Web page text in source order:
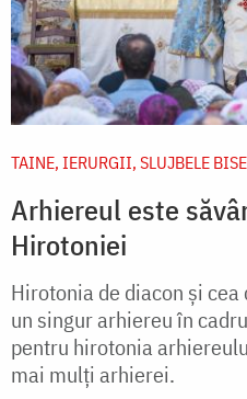
TAINE, IERURGII, SLUJBELE
Arhiereul este
Hirotoniei
Hirotonia de diacon şi
un singur arhiereu în
pentru hirotonia
mai mulţi arhierei.